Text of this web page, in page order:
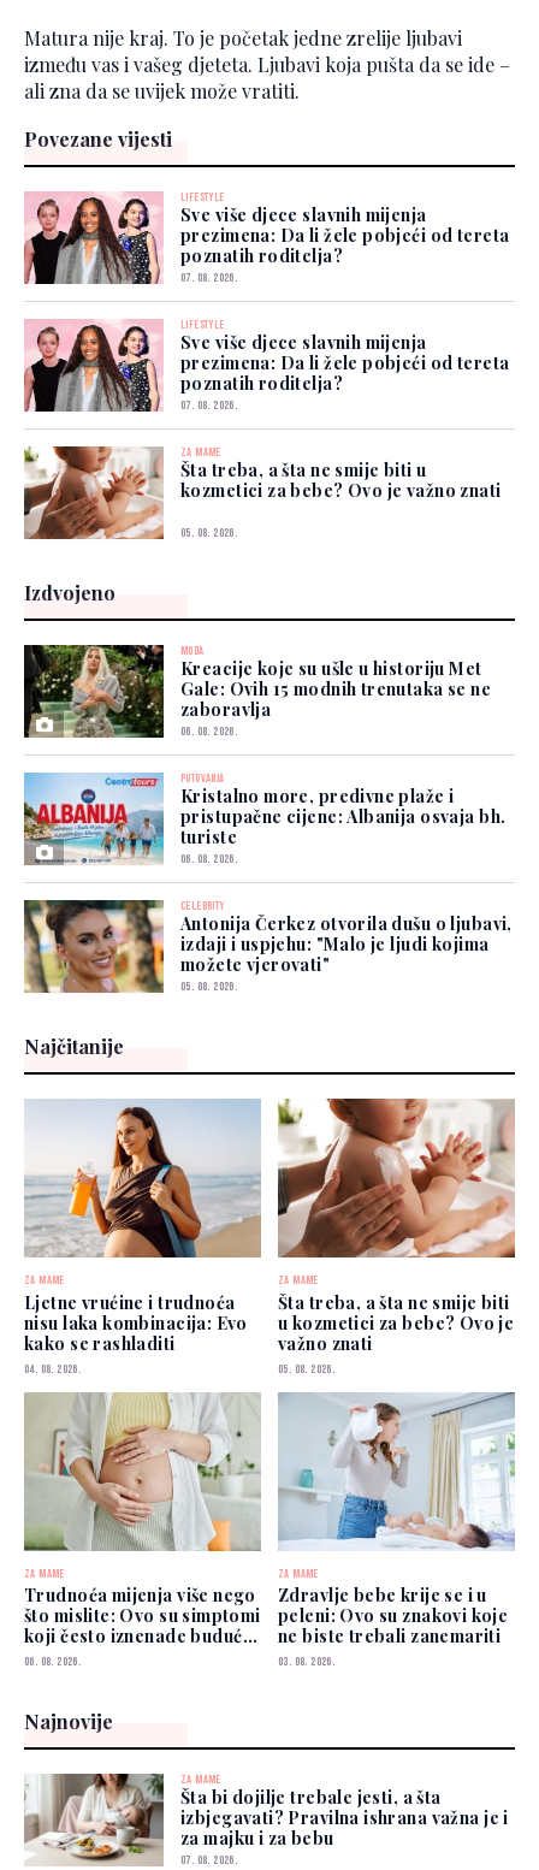
Matura nije kraj. To je početak jedne zrelije ljubavi
između vas i vašeg djeteta. Ljubavi koja pušta da se ide –
ali zna da se uvijek može vratiti.
Povezane vijesti
LIFESTYLE
Sve više djece slavnih mijenja
prezimena: Da li žele pobjeći od tereta
poznatih roditelja?
07. 08. 2026.
LIFESTYLE
Sve više djece slavnih mijenja
prezimena: Da li žele pobjeći od tereta
poznatih roditelja?
07. 08. 2026.
ZA MAME
Šta treba, a šta ne smije biti u
kozmetici za bebe? Ovo je važno znati
05. 08. 2026.
Izdvojeno
MODA
Kreacije koje su ušle u historiju Met
Gale: Ovih 15 modnih trenutaka se ne
zaboravlja
06. 08. 2026.
PUTOVANJA
Kristalno more, predivne plaže i
pristupačne cijene: Albanija osvaja bh.
turiste
06. 08. 2026.
CELEBRITY
Antonija Čerkez otvorila dušu o ljubavi,
izdaji i uspjehu: "Malo je ljudi kojima
možete vjerovati"
05. 08. 2026.
Najčitanije
ZA MAME
Ljetne vrućine i trudnoća
nisu laka kombinacija: Evo
kako se rashladiti
04. 08. 2026.
ZA MAME
Šta treba, a šta ne smije biti
u kozmetici za bebe? Ovo je
važno znati
05. 08. 2026.
ZA MAME
Trudnoća mijenja više nego
što mislite: Ovo su simptomi
koji često iznenade buduće
mame
06. 08. 2026.
ZA MAME
Zdravlje bebe krije se i u
peleni: Ovo su znakovi koje
ne biste trebali zanemariti
03. 08. 2026.
Najnovije
ZA MAME
Šta bi dojilje trebale jesti, a šta
izbjegavati? Pravilna ishrana važna je i
za majku i za bebu
07. 08. 2026.